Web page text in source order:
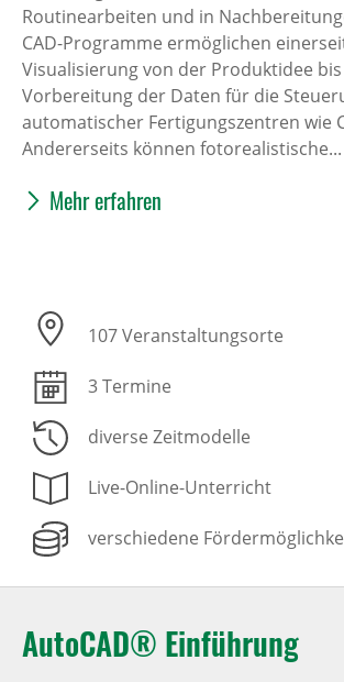
Routinearbeiten und in
CAD-Programme ermöglichen
Visualisierung von der Produktidee
Vorbereitung der Daten für die
automatischer Fertigungszentren wie
Andererseits können fotorealistische...
Mehr erfahren
107 Veranstaltungsorte
3 Termine
diverse Zeitmodelle
Live-Online-Unterricht
verschiedene
AutoCAD® Einführung